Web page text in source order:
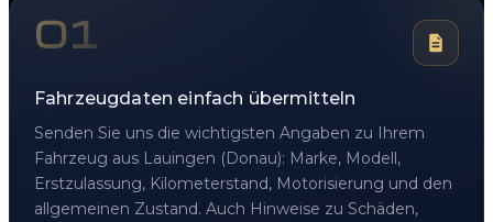
01
Fahrzeugdaten einfach übermitteln
Senden Sie uns die wichtigsten Angaben zu Ihrem
Fahrzeug aus Lauingen (Donau): Marke, Modell,
Erstzulassung, Kilometerstand, Motorisierung und den
allgemeinen Zustand. Auch Hinweise zu Schäden,